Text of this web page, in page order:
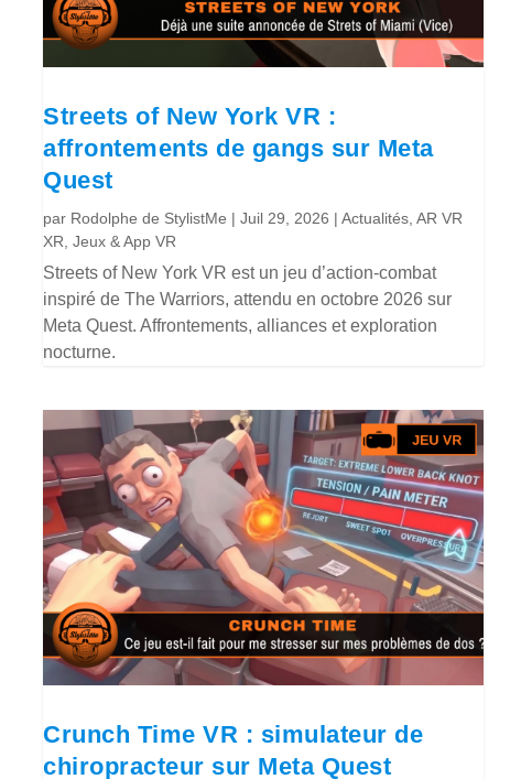
Streets of New York VR :
affrontements de gangs sur Meta
Quest
par Rodolphe de StylistMe |Juil 29, 2026 |Actualités ,AR VR
XR ,Jeux & App VR
Streets of New York VR est un jeu d’action-combat
inspiré de The Warriors, attendu en octobre 2026 sur
Meta Quest. Affrontements, alliances et exploration
nocturne.
Crunch Time VR : simulateur de
chiropracteur sur Meta Quest